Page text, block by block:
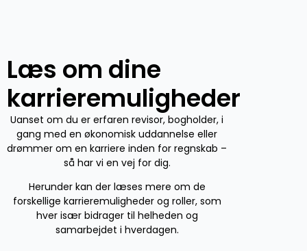
Læs om dine
karrieremuligheder
Uanset om du er erfaren revisor, bogholder, i
gang med en økonomisk uddannelse eller
drømmer om en karriere inden for regnskab –
så har vi en vej for dig.
Herunder kan der læses mere om de
forskellige karrieremuligheder og roller, som
hver især bidrager til helheden og
samarbejdet i hverdagen.